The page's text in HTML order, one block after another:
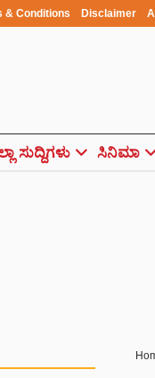
& Conditions Disclaimer
ಸುದ್ದಿಗಳು ಸಿನಿಮಾ